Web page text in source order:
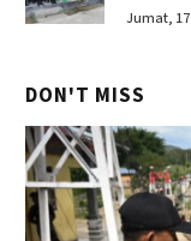
Jumat,
DON'T MISS